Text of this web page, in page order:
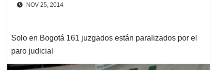
NOV 25, 2014
Solo en Bogotá 161 juzgados están paralizados por el
paro judicial